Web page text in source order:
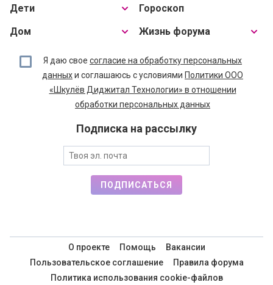
Дети
Дом
Гороскоп
Жизнь форума
Я даю свое согласие на обработку персональных
данныхи соглашаюсь с условиями Политики ООО
«Шкулёв Диджитал Технологии» в отношении
обработки персональных данных
Подписка на рассылку
ПОДПИСАТЬСЯ
О проекте Помощь
Вакансии
Пользовательское соглашение
Правила форума
Политика использования cookie-файлов